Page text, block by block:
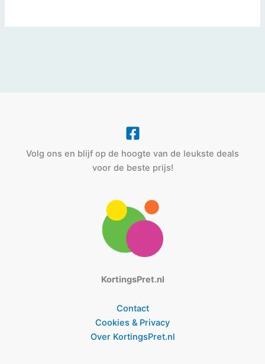
Volg ons en blijf op de hoogte van de leukste deals
voor de beste prijs!
KortingsPret.nl
Contact
Cookies & Privacy
Over KortingsPret.nl